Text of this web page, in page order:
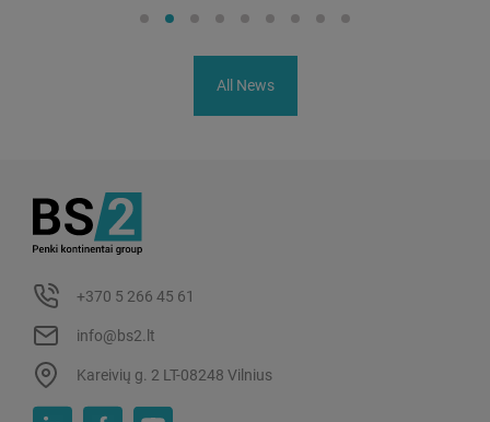
All News
+370 5 266 45 61
info@bs2.lt
Kareivių g. 2 LT-08248 Vilnius